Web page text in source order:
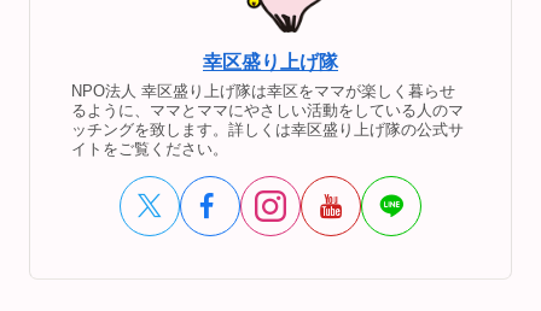
幸区盛り上げ隊
NPO法人 幸区盛り上げ隊は幸区をママが楽しく暮らせ
るように、ママとママにやさしい活動をしている人のマ
ッチングを致します。詳しくは幸区盛り上げ隊の公式サ
イトをご覧ください。